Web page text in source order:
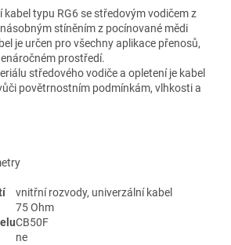
kabel typu RG6 se středovým vodičem z
stíněním z pocínované mědi
je určen pro všechny aplikace přenosů,
prostředí.
středového vodiče a opletení je kabel
povětrnostním podmínkám, vlhkosti a
vnitřní rozvody, univerzální kabel
75 Ohm
CB50F
ne